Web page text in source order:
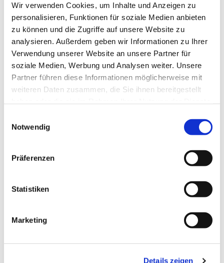
Wir verwenden Cookies, um Inhalte und Anzeigen zu
personalisieren, Funktionen für soziale Medien anbieten
zu können und die Zugriffe auf unsere Website zu
analysieren. Außerdem geben wir Informationen zu Ihrer
Verwendung unserer Website an unsere Partner für
soziale Medien, Werbung und Analysen weiter. Unsere
Partner führen diese Informationen möglicherweise mit
weiteren Daten zusammen, die Sie ihnen bereitgestellt
Notwendig
Präferenzen
Statistiken
Marketing
Details zeigen
Dies könnte Sie auch